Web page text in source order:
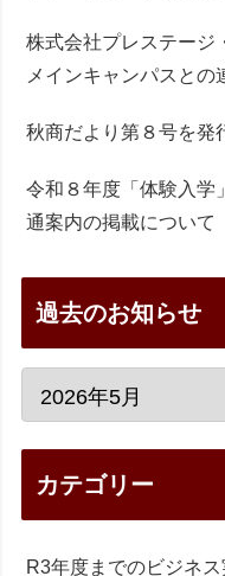
株式会社プレステージ
メインキャンパスとの
秋商だより第８号を発
令和８年度「体験入学
通案内の掲載について
過去のお知らせ
カテゴリー
R3年度までのビジネス